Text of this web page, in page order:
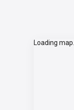
Loading map...